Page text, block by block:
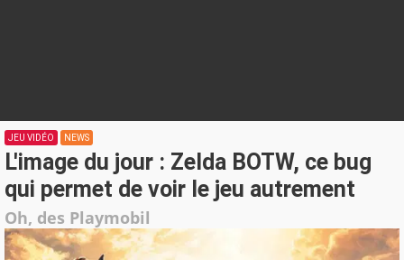
JEU VIDÉO NEWS
L'image du jour : Zelda BOTW, ce bug
qui permet de voir le jeu autrement
Oh, des Playmobil